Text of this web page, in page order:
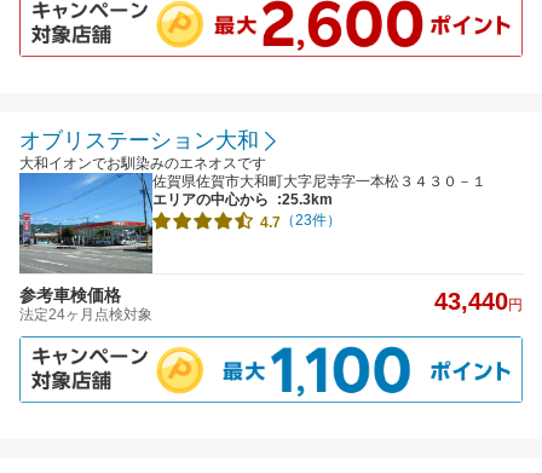
オブリステーション大和
大和イオンでお馴染みのエネオスです
佐賀県佐賀市大和町大字尼寺字一本松３４３０－１
エリアの中心から
:25.3km
4.7 （23件）
参考車検価格
法定24ヶ月点検対象 43,440円